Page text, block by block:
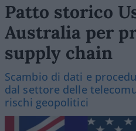
Patto storico
Australia per
supply chain
Scambio di dati e
dal settore delle
rischi geopolitici